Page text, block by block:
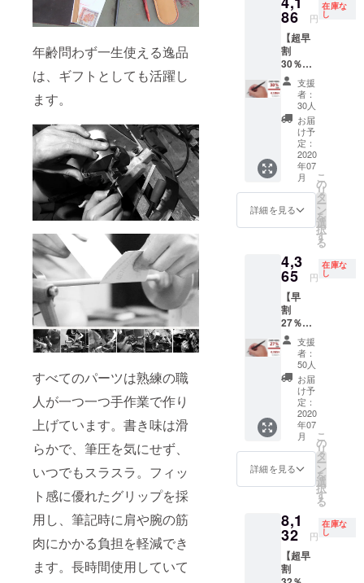
年齢問わず一生使える逸品
は、ギフトとしても活躍し
ます。
すべてのパーツは熟練の職
人が一つ一つ手作業で作り
上げています。書き味は滑
らかで、筆圧を気にせず、
いつでもスラスラ。フィッ
ト感に優れたグリップを採
用し、筆記時に肩や腕の筋
肉にかかる負担を軽減でき
ます。長時間使用していて
了承く
ださ
い。 ※2
色お選
びいた
だけま
す。 予
定配送
時期：
2020年
7月上旬
可能性
もござ
いま
す。 ※
送料込
の価格
となり
ます。
※商品の
仕様、
デザイ
ンに関
しまし
ては一
部変更
になる
す。ご
了承く
ださ
い。 ※2
色お選
びいた
だけま
す。 予
定配送
時期：
2020年
7月上旬
86 円
在庫な
し
【超早
割
30％OF
F】 イ
ンクレ
スペン
×1
※2020
年7月上
旬にお
届けす
る予定
です
が、生
産、配
送状況
遅れる
可能性
もござ
いま
す。 ※
送料込
の価格
となり
ます。
※商品の
仕様、
デザイ
ンに関
しまし
ては一
部変更
になる
す。ご
了承く
ださ
い。 ※2
色お選
支援
者：
30人
お届
け予
定：
2020
年07
月
詳細を見る
こ
の
リ
タ
ー
ン
を
選
択
す
る
4,3
65 円
在庫な
し
【早
割
27％OF
F】 イ
ンクレ
スペン
×1
※2020
年7月上
旬にお
届けす
る予定
です
が、生
産、配
送状況
遅れる
可能性
もござ
いま
す。 ※
支援
者：
50人
お届
け予
定：
2020
年07
月
詳細を見る
こ
の
リ
タ
ー
ン
を
選
択
す
る
8,1
32 円
在庫な
し
【超早
割